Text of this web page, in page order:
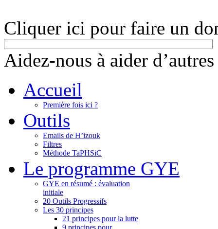
Cliquer ici pour faire un
Aidez-nous à aider d’autres
Accueil
Première fois ici ?
Outils
Emails de H’izouk
Filtres
Méthode TaPHSiC
Le programme GYE
GYE en résumé : évaluation
initiale
20 Outils Progressifs
Les 30 principes
21 principes pour la lutte
9 principes pour